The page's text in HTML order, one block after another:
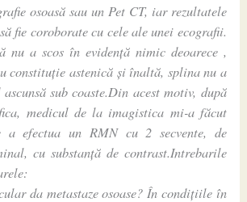
osoasă sau un Pet CT, iar rezultatele
fie coroborate cu cele ale unei ecografii.
nu a scos în evidență nimic deoarece ,
constituție astenică și înaltă, splina nu a
sub coaste.Din acest motiv, după
medicul de la imagistica mi-a făcut
a efectua un RMN cu 2 secvente, de
cu substanță de contrast.Intrebarile
da metastaze osoase? În condițiile în